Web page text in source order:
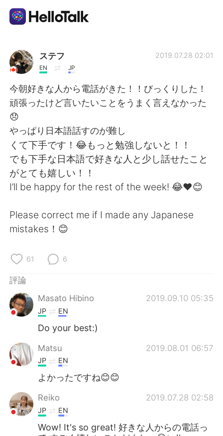
語言交換應用
AI Grammar Checker
繁體中文
English 简体中文
Español
日本語
Русский
Indonesia
Türkçe
Português
ステフ
EN JP
2019.07.28 02:01
今朝好きな人から電話がきた！！びっくりした！
頑張ったけど言いたいことをうまく言えなかった
😞
やっぱり日本語話すのが難し
くて下手です！😂もっと勉強しないと！！
でも下手な日本語で好きな人と少し話せたこと
がとても嬉しい！！
I’ll be happy for the rest of the week! 😂❤️😊
Please correct me if I made any Japanese
mistakes！😊
61 6
評論
Masato Hibino
2019.09.10 05:35
JP EN
Do your best:)
Matsu 2019.08.01 06:57
JP EN
よかったですね😊😊
Reiko 2019.07.28 02:58
JP EN
Wow! It's so great! 好きな人からの電話っ